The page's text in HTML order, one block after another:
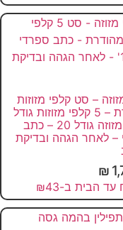
– סט קלפי מזוזות
מהודרת – 5 קלפי מזוזות גודל
12' + מזוזה גודל 20 – כתב
– לאחר הגהה ובדיקת
₪
הבית ב-₪43